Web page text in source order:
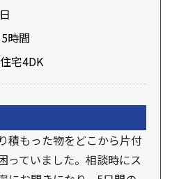
時間
宅4DK
積もった物をどこから片付
っていました。相談時にス